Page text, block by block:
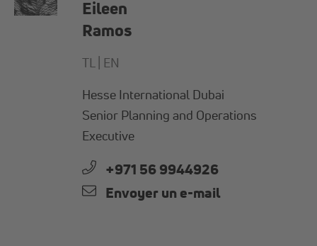
Eileen
Ramos
TL | EN
Hesse International Dubai
Senior Planning and Operations
Executive
+971 56 9944926
Envoyer un e-mail